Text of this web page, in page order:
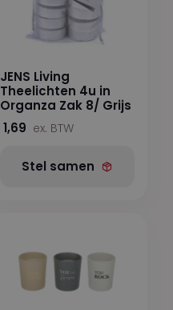
JENS Living
Theelichten 4u in
Organza Zak 8/ Grijs
1,69 ex. BTW
Stel samen